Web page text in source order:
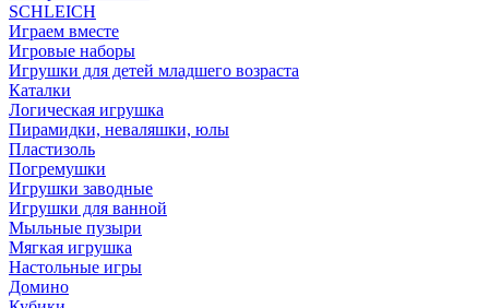
SCHLEICH
Играем вместе
Игровые наборы
Игрушки для детей младшего возраста
Каталки
Логическая игрушка
Пирамидки, неваляшки, юлы
Пластизоль
Погремушки
Игрушки заводные
Игрушки для ванной
Мыльные пузыри
Мягкая игрушка
Настольные игры
Домино